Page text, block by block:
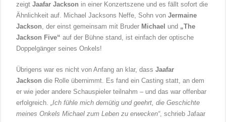
zeigtJaafar Jackson in einer Konzertszene und es fällt sofort die
Ähnlichkeit auf. Michael Jacksons Neffe, Sohn vonJermaine
Jackson, der einst gemeinsam mit Bruder Michael und „The
Jackson Five“ auf der Bühne stand, ist einfach der optische
Doppelgänger seines Onkels!
Übrigens war es nicht von Anfang an klar, dassJaafar
Jacksondie Rolle übernimmt. Es fand ein Casting statt, an dem
er wie jeder andere Schauspieler teilnahm – und das war offenbar
erfolgreich.„Ich fühle mich demütig und geehrt, die Geschichte
meines Onkels Michael zum Leben zu erwecken“, schrieb Jafaar